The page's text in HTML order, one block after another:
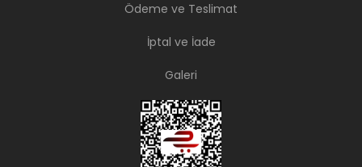
Ödeme ve Teslimat
İptal ve İade
Galeri